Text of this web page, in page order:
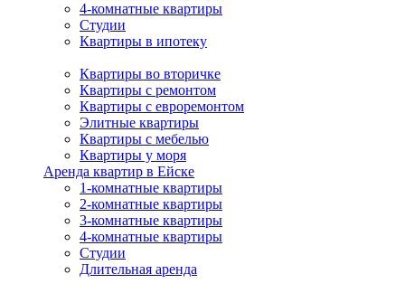
4-комнатные квартиры
Студии
Квартиры в ипотеку
Квартиры во вторичке
Квартиры с ремонтом
Квартиры с евроремонтом
Элитные квартиры
Квартиры с мебелью
Квартиры у моря
Аренда квартир в Ейске
1-комнатные квартиры
2-комнатные квартиры
3-комнатные квартиры
4-комнатные квартиры
Студии
Длительная аренда